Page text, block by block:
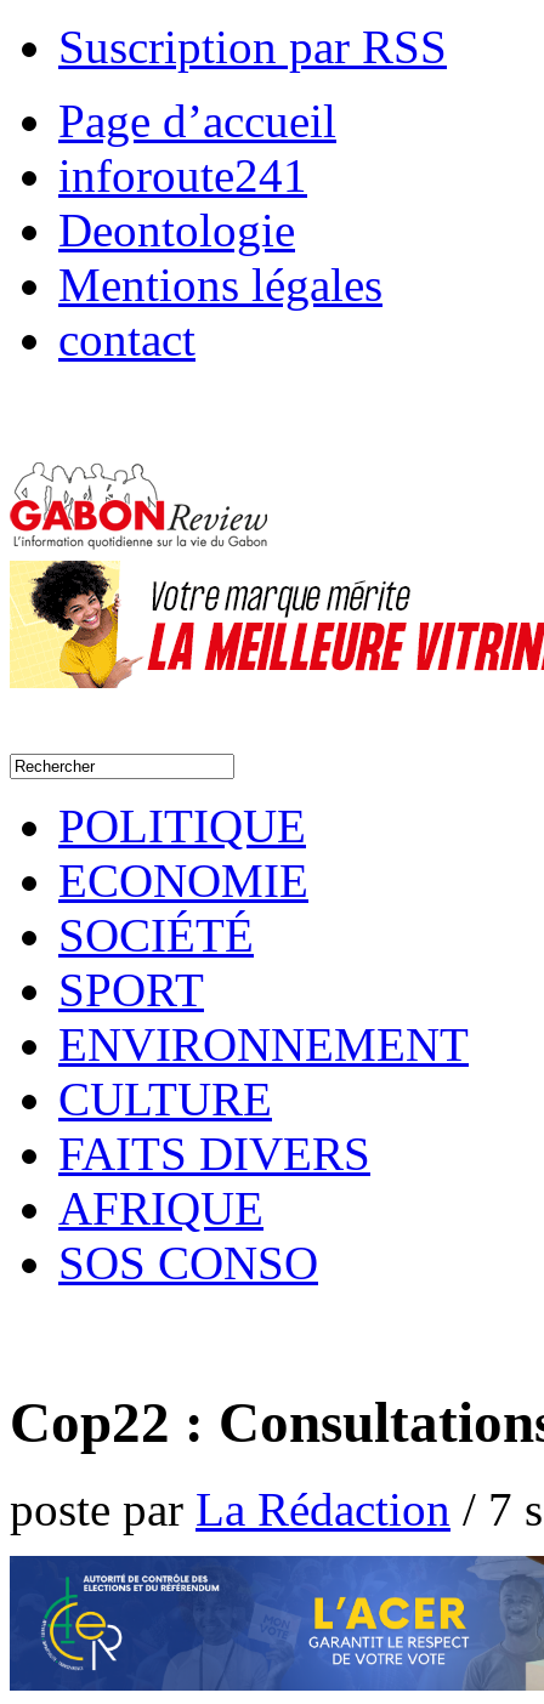
Suscription par RSS
Page d’accueil
inforoute241
Deontologie
Mentions légales
contact
POLITIQUE
ECONOMIE
SOCIÉTÉ
SPORT
ENVIRONNEMENT
CULTURE
FAITS DIVERS
AFRIQUE
SOS CONSO
Cop22 :
poste par La Rédaction / 7